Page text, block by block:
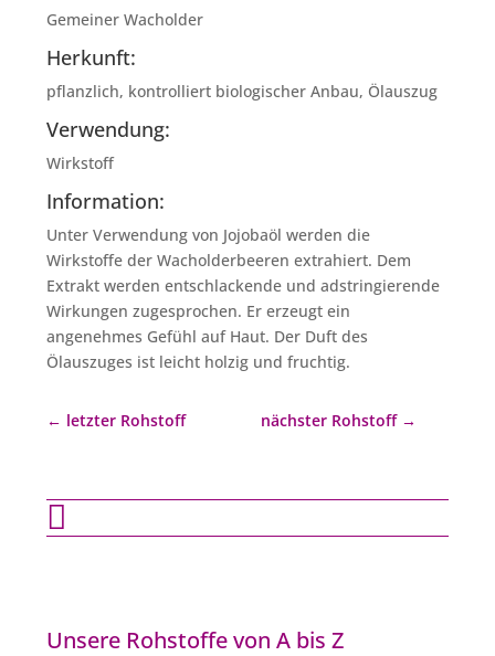
Gemeiner Wacholder
Herkunft:
pflanzlich, kontrolliert biologischer Anbau, Ölauszug
Verwendung:
Wirkstoff
Information:
Unter Verwendung von Jojobaöl werden die
Wirkstoffe der Wacholderbeeren extrahiert. Dem
Extrakt werden entschlackende und adstringierende
Wirkungen zugesprochen. Er erzeugt ein
angenehmes Gefühl auf Haut. Der Duft des
Ölauszuges ist leicht holzig und fruchtig.
← letzter Rohstoff nächster Rohstoff→

Unsere Rohstoffe von A bis Z